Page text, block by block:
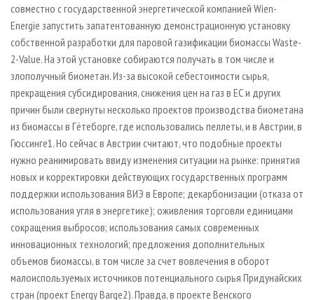
совместно с государственной энергетической компанией Wien-
Energie запустить запатентованную демонстрационную установку
собственной разработки для паровой газификации биомассы Waste-
2-Value. На этой установке собираются получать в том числе и
злополучный биометан. Из-за высокой себестоимости сырья,
прекращения субсидирования, снижения цен на газ в ЕС и других
причин были свернуты несколько проектов производства биометана
из биомассы в Гётеборге, где использовались пеллеты, и в Австрии, в
Гюссинге1. Но сейчас в Австрии считают, что подобные проекты
нужно реанимировать ввиду изменения ситуации на рынке: принятия
новых и корректировки действующих государственных программ
поддержки использования ВИЭ в Европе; декарбонизации (отказа от
использования угля в энергетике); оживления торговли единицами
сокращения выбросов; использования самых современных
инновационных технологий; предложения дополнительных
объемов биомассы, в том числе за счет вовлечения в оборот
малоиспользуемых источников потенциального сырья Придунайских
стран (проект Energy Barge2). Правда, в проекте Венского